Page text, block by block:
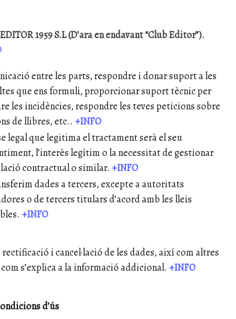
1959 S.L (D’ara en endavant “Club Editor”).
entre les parts, respondre i donar suport a les
que ens formuli, proporcionar suport tècnic per
les incidències, respondre les teves peticions sobre
de llibres, etc.. +INFO
legal que legitima el tractament serà el seu
l’interès legítim o la necessitat de gestionar
contractual o similar. +INFO
dades a tercers, excepte a autoritats
o de tercers titulars d’acord amb les lleis
+INFO
rectificació i cancel·lació de les dades, així com altres
s’explica a la informació addicional. +INFO
d’ús